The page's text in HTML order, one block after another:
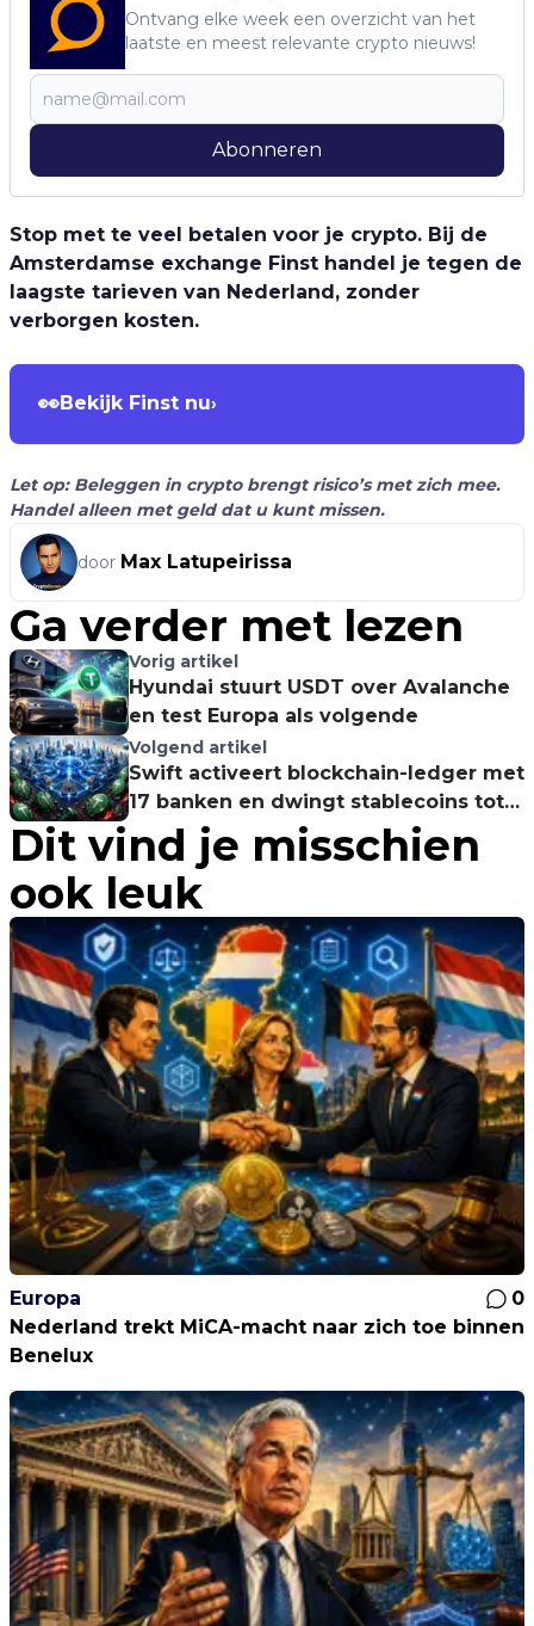
Ontvang elke week een overzicht van het
laatste en meest relevante crypto nieuws!
Abonneren
Stop met te veel betalen voor je crypto. Bij de
Amsterdamse exchange Finst handel je tegen de
laagste tarieven van Nederland, zonder
verborgen kosten.
👀Bekijk Finst nu›
Let op: Beleggen in crypto brengt risico’s met zich mee.
Handel alleen met geld dat u kunt missen.
door Max Latupeirissa
Ga verder met lezen
Vorig artikel
Hyundai stuurt USDT over Avalanche
en test Europa als volgende
Volgend artikel
Swift activeert blockchain-ledger met
17 banken en dwingt stablecoins tot
nieuw gevecht
Dit vind je misschien
ook leuk
Europa
0
Nederland trekt MiCA-macht naar zich toe binnen
Benelux